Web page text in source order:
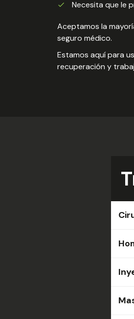
Necesita que le
Aceptamos la
seguro médico.
Estamos aquí para
recuperación y